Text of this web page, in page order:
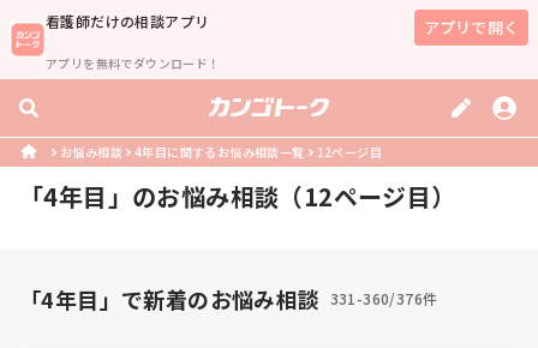
看護師だけの相談アプリ
アプリを無料でダウンロード！
アプリで開く
お悩み相談 4年目に関するお悩み相談一覧 12ページ目
「4年目」のお悩み相談（12ページ目）
「4年目」で新着のお悩み相談 331-360/376件